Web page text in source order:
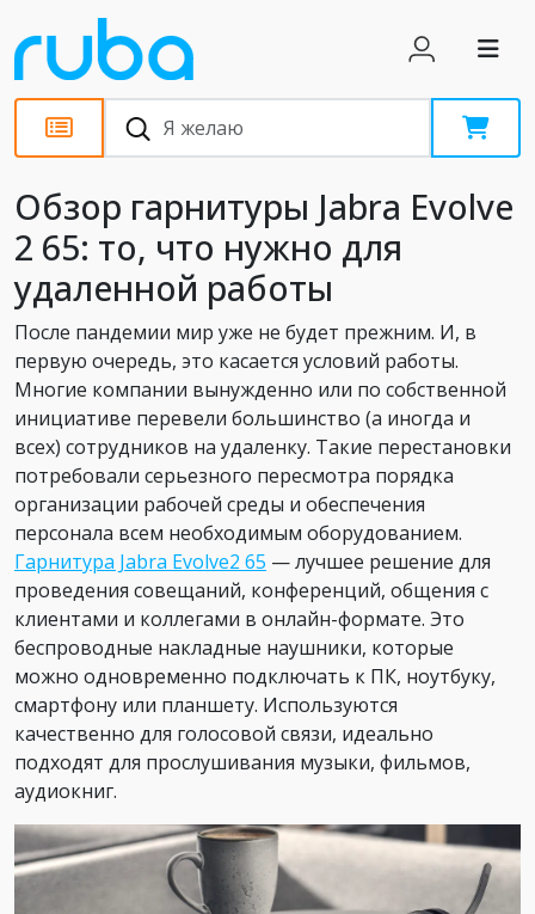
Обзоры
Обзор гарнитуры Jabra Evolve
2 65: то, что нужно для
удаленной работы
После пандемии мир уже не будет прежним. И, в
первую очередь, это касается условий работы.
Многие компании вынужденно или по собственной
инициативе перевели большинство (а иногда и
всех) сотрудников на удаленку. Такие перестановки
потребовали серьезного пересмотра порядка
организации рабочей среды и обеспечения
персонала всем необходимым оборудованием.
Гарнитура Jabra Evolve2 65 — лучшее решение для
проведения совещаний, конференций, общения с
клиентами и коллегами в онлайн-формате. Это
беспроводные накладные наушники, которые
можно одновременно подключать к ПК, ноутбуку,
смартфону или планшету. Используются
качественно для голосовой связи, идеально
подходят для прослушивания музыки, фильмов,
аудиокниг.